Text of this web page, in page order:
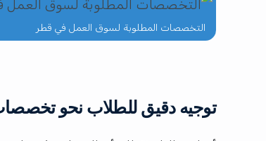
التخصصات المطلوبة لسوق العمل في قطر
توجيه دقيق للطلاب نحو